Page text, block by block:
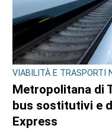
VIABILITÀ E TRASPORTI
Metropolitana di